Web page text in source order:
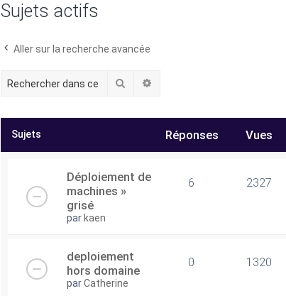
Sujets actifs
Aller sur la recherche avancée
Rechercher
Sujets Réponses Vues
Déploiement de
machines »
grisé
par kaen
6 2327
deploiement
hors domaine
parCatherine
0 1320